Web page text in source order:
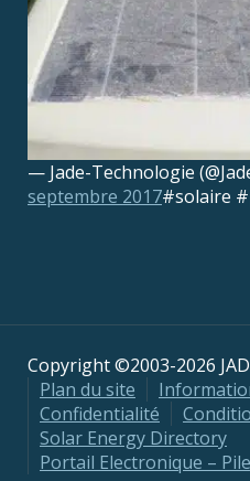
— Jade-Technologie
septembre 2017#solaire
Copyright ©2003-2026
Plan du site
Confidentialité
Solar Energy Directory
Portail Electronique –